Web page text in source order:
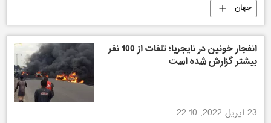
جهان
انفجار خونین در نایجریا؛ تلفات از 100 نفر
بیشتر گزارش شده است
23 اپریل 2022, 22:10